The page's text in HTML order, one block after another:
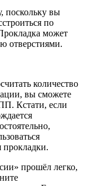
поскольку вы
по
может
отверстиями.
количество
вы сможете
Кстати, если
прокладки.
прошёл легко,